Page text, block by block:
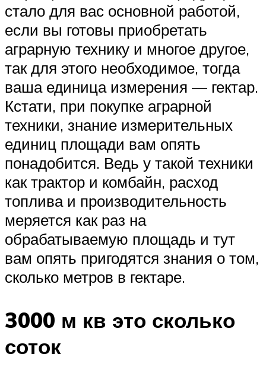
стало для вас основной работой,
если вы готовы приобретать
аграрную технику и многое другое,
так для этого необходимое, тогда
ваша единица измерения — гектар.
Кстати, при покупке аграрной
техники, знание измерительных
единиц площади вам опять
понадобится. Ведь у такой техники
как трактор и комбайн, расход
топлива и производительность
меряется как раз на
обрабатываемую площадь и тут
вам опять пригодятся знания о том,
сколько метров в гектаре.
3000 м кв это сколько
соток